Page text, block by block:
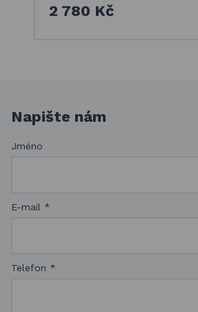
2 780 Kč
Napište nám
Jméno
E-mail *
Telefon *